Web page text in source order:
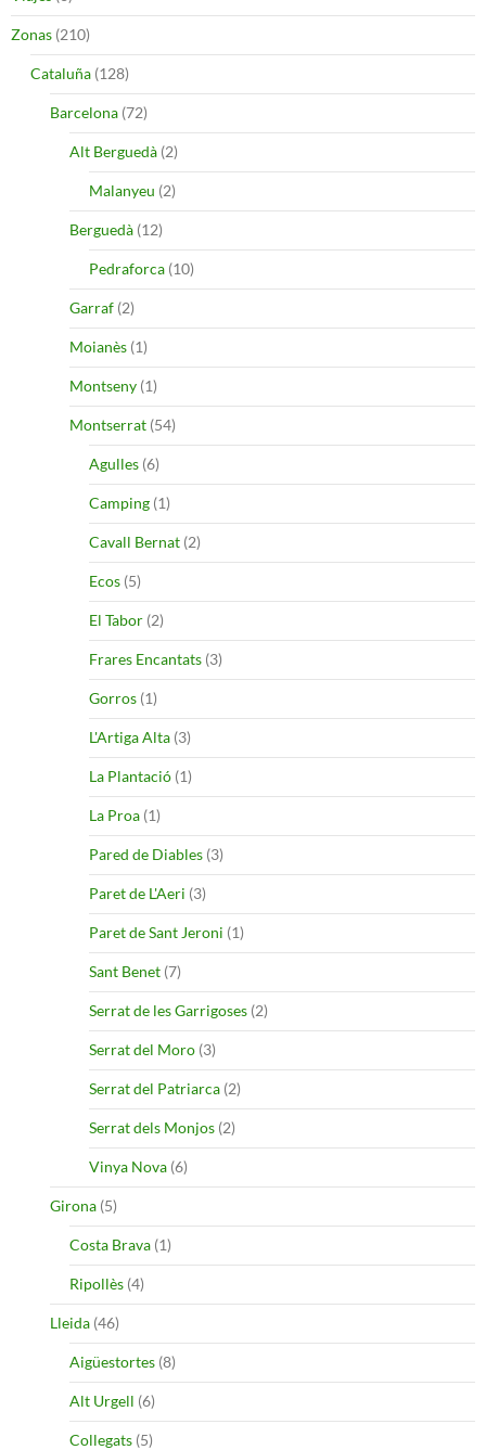
Zonas (210)
Cataluña (128)
Barcelona (72)
Alt Berguedà (2)
Malanyeu (2)
Berguedà (12)
Pedraforca (10)
Garraf (2)
Moianès (1)
Montseny (1)
Montserrat (54)
Agulles (6)
Camping (1)
Cavall Bernat (2)
Ecos (5)
El Tabor (2)
Frares Encantats (3)
Gorros (1)
L'Artiga Alta (3)
La Plantació (1)
La Proa (1)
Pared de Diables (3)
Paret de L'Aeri (3)
Paret de Sant Jeroni (1)
Sant Benet (7)
Serrat de les Garrigoses (2)
Serrat del Moro (3)
Serrat del Patriarca (2)
Serrat dels Monjos (2)
Vinya Nova (6)
Girona (5)
Costa Brava (1)
Ripollès (4)
Lleida (46)
Aigüestortes (8)
Alt Urgell (6)
Collegats (5)